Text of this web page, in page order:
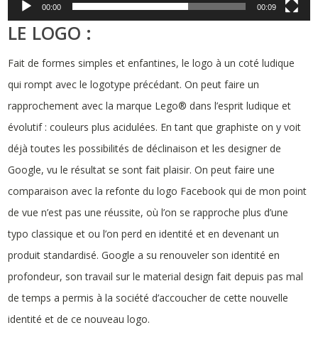
00:00 00:09
LE LOGO :
Fait de formes simples et enfantines, le logo à un coté ludique
qui rompt avec le logotype précédant. On peut faire un
rapprochement avec la marque Lego® dans l’esprit ludique et
évolutif : couleurs plus acidulées. En tant que graphiste on y voit
déjà toutes les possibilités de déclinaison et les designer de
Google, vu le résultat se sont fait plaisir. On peut faire une
comparaison avec la refonte du logo Facebook qui de mon point
de vue n’est pas une réussite, où l’on se rapproche plus d’une
typo classique et ou l’on perd en identité et en devenant un
produit standardisé. Google a su renouveler son identité en
profondeur, son travail sur le material design fait depuis pas mal
de temps a permis à la société d’accoucher de cette nouvelle
identité et de ce nouveau logo.